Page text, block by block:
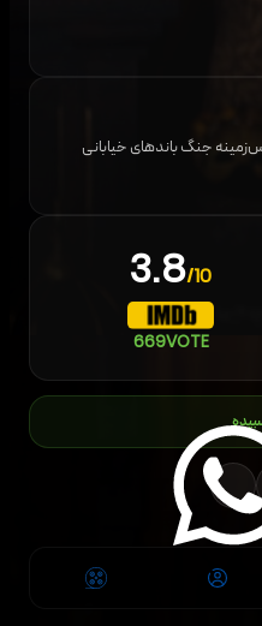
جنگ باندهای خیابانی
3.8/10
669VOTE